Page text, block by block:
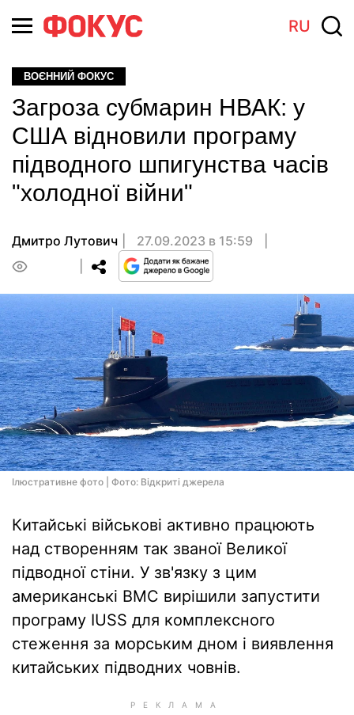
RU
ВОЄННИЙ ФОКУС
Загроза субмарин НВАК: у
США відновили програму
підводного шпигунства часів
"холодної війни"
Дмитро Лутович
27.09.2023 в 15:59
Ілюстративне фото | Фото: Відкриті джерела
Китайські військові активно працюють
над створенням так званої Великої
підводної стіни. У зв'язку з цим
американські ВМС вирішили запустити
програму IUSS для комплексного
стеження за морським дном і виявлення
китайських підводних човнів.